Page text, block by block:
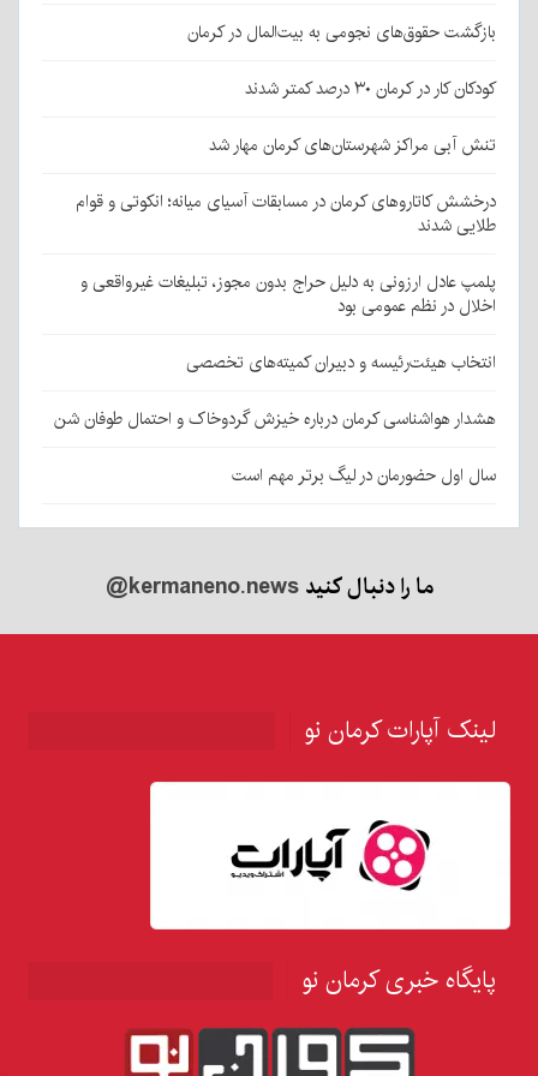
بازگشت حقوق‌های نجومی به بیت‌المال در کرمان
کودکان کار در کرمان ۳۰ درصد کمتر شدند
تنش آبی مراکز شهرستان‌های کرمان مهار شد
درخشش کاتاروهای کرمان در مسابقات آسیای میانه؛ انکوتی و قوام
طلایی شدند
پلمپ عادل ارزونی به دليل حراج بدون مجوز، تبليغات غیرواقعی و
اخلال در نظم عمومی بود
انتخاب هیئت‌رئیسه و دبیران کمیته‌های تخصصی
هشدار هواشناسی کرمان درباره خیزش گردوخاک و احتمال طوفان شن
سال اول حضورمان در لیگ برتر مهم است
ما را دنبال کنید@kermaneno.news
لینک آپارات کرمان نو
پایگاه خبری کرمان نو